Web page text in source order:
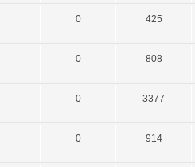
0 425
0 808
0 3377
0 914